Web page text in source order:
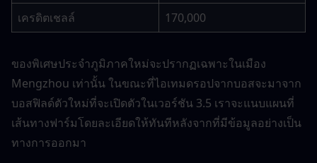
เครดิตเชลล์ 170,000
ของพิเศษประจำภูมิภาคใหม่จะปรากฏเฉพาะในเมือง
Mengzhou เท่านั้น ในขณะที่ไอเทมดรอปจากบอสจะมาจาก
บอสฟิลด์ตัวใหม่ที่จะเปิดตัวในเวอร์ชัน 3.5 เราจะแนบแผนที่
เส้นทางฟาร์มโดยละเอียดให้ทันทีหลังจากที่มีข้อมูลอย่างเป็น
ทางการออกมา